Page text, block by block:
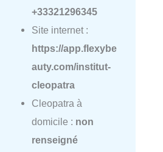
+33321296345
Site internet :
https://app.flexybe
auty.com/institut-
cleopatra
Cleopatra à
domicile : non
renseigné